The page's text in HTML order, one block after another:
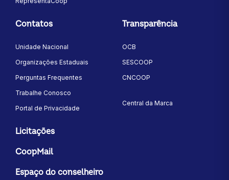
Contatos
Unidade Nacional
Organizações Estaduais
Perguntas Frequentes
Trabalhe Conosco
Portal de Privacidade
Transparência
OCB
SESCOOP
CNCOOP
Central da Marca
Licitações
CoopMail
Espaço do conselheiro